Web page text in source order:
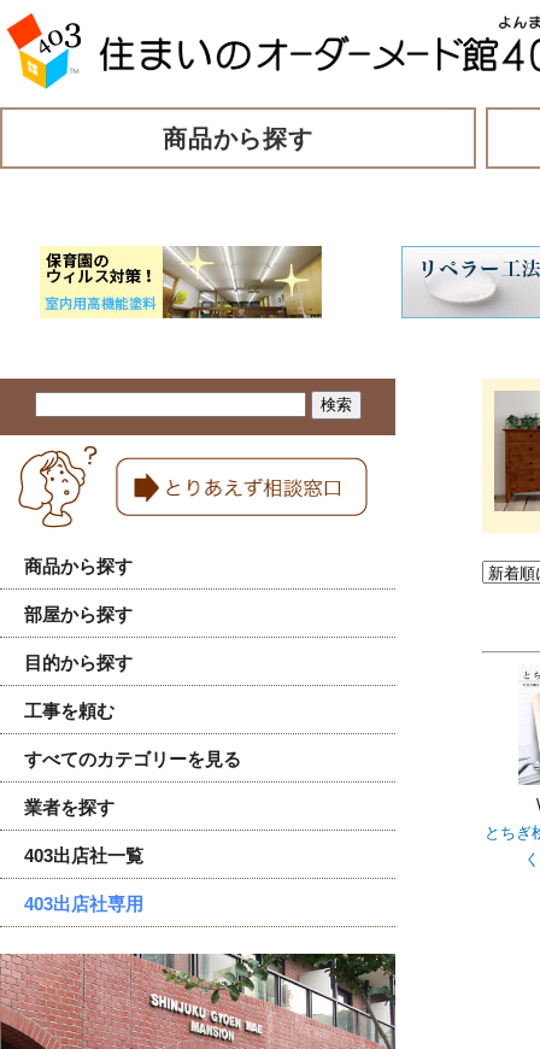
商品から探す
商品から探す
部屋から探す
目的から探す
工事を頼む
すべてのカテゴリーを見る
業者を探す
403出店社一覧
403出店社専用
とちぎ